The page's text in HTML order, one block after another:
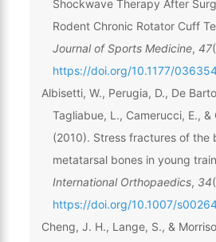
Shockwave Therapy After
Rodent Chronic Rotator Cuff
Journal of Sports Medicine, 47
https://doi.org/10.1177/
Albisetti, W., Perugia, D., De
Tagliabue, L., Camerucci, E., &
(2010). Stress fractures of the
metatarsal bones in young
International Orthopaedics, 34
https://doi.org/10.1007/
Cheng, J. H., Lange, S., &